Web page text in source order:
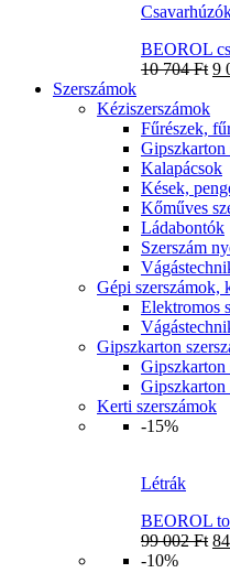
BEOROL
10 704Ft 9
Szerszámok
Kéziszerszámok
Fűrészek,
Gipszkarton
Kalapácsok
Kések,
Kőműves
Ládabontók
Szerszám
Gépi szerszámok,
Elektromos
Gipszkarton
Gipszkarton
Kerti szerszámok
-15%
Létrák
BEOROL
99 002Ft
-10%